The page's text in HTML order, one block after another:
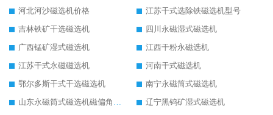
河北河沙磁选机价格
江苏干式选除铁磁选机型号
吉林铁矿干选磁选机
四川永磁湿式磁选机
广西锰矿湿式磁选机
江西干粉永磁选机
江苏干式永磁磁选机
河南干式磁选机
鄂尔多斯干式干选磁选机
南宁永磁筒式磁选机
山东永磁筒式磁选机磁偏角怎么调整
辽宁黑钨矿湿式磁选机